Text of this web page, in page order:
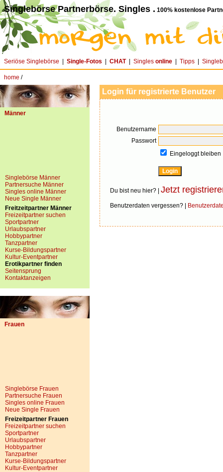
Singlebörse Partnerbörse. Singles . 100% kostenlose
Seriöse Singlebörse Single-Fotos CHAT| Singles online Tipps
home /
Männer
Singlebörse Männer
Partnersuche Männer
Singles online Männer
Neue Single Männer
Freitzeitpartner Männer
Freizeitpartner suchen
Sportpartner
Urlaubspartner
Hobbypartner
Tanzpartner
Kurse-Bildungspartner
Kultur-Eventpartner
Erotikpartner finden
Seitensprung
Kontaktanzeigen
Frauen
Singlebörse Frauen
Partnersuche Frauen
Singles online Frauen
Neue Single Frauen
Freizeitpartner Frauen
Freizeitpartner suchen
Sportpartner
Urlaubspartner
Hobbypartner
Tanzpartner
Kurse-Bildungspartner
Kultur-Eventpartner
Login für registrierte Benutzer
Benutzername
Passwort
Eingeloggt bleiben
Du bist neu hier? | Jetzt
Benutzerdaten vergessen? |